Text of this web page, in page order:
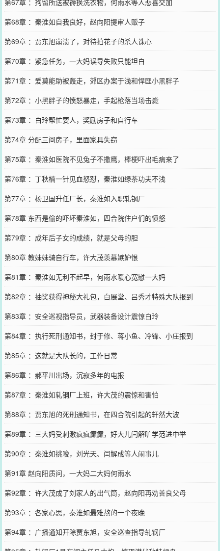
第68章 ：秦淮如自我良好，赵向阳提审人贩子
第69章 ：贾东旭崩溃了，对待拍花子的杀人诛心
第70章 ：紧急任务，一大妈误导失败只能坦白
第71章 ：爱莫能助被轰走，郊区办案于浅和悍匪小黑胖子
第72章 ：小黑胖子的愤怒暴走，手起枪落当场击毙
第73章 ：白玲帮忙要人，奖励房子和自行车
第74章 分配三间房子，里面家具失窃
第75章 ：秦淮如医院不见兔子不撒鹰，棒梗吓出毛病来了
第76章 ：丁秋楠一针见血怒怼，秦淮如绿茶功夫不浅
第77章 ：杨卫国升任厂长，秦淮如入职轧钢厂
第78章 东西是偷的吓坏秦淮如，四合院住户们的愤怒
第79章 ：成年后子女的成绩，就是父母的胆
第80章 教妹妹骑自行车，许大茂羡慕嫉妒恨
第81章 ：秦淮如无利不起早，何雨水暖心宽慰一大妈
第82章 ：抽奖获得神秘大礼包，白展堂、吕秀才特殊大队报到
第83章 ：安全巡视指导员，武器装备设计震惊白玲
第84章 ：执行死刑通知书，封于修、蒋小鱼、冷锋、小庄报到
第85章 ：这就是大队长的，工作日常
第86章 ：郝平川出场，沉寂多年的电报
第87章 ：秦淮如轧钢厂上班，许大茂的震惊和害怕
第88章 ：贾东旭的死刑通知书，在四合院引起的轩然大波
第89章 ：三大妈受刺激疯疯癫癫，好大儿闫解旷学范进中举
第90章 ：秦淮如挑唆，刘光天、闫解成等人闹事儿
第91章 赵向阳质问，一大妈二大妈何雨水
第92章 ：许大茂成了刘家人的出气筒，赵向阳再劝善良父母
第93章 ：各家心思，秦淮如最难熬的一个夜晚
第94章 ：广播通知开除贾东旭，安全巡查指导轧钢厂